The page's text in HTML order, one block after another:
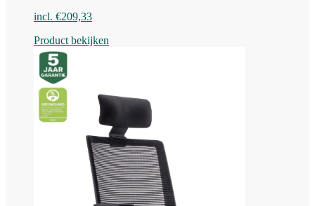
incl. €209,33
Product bekijken